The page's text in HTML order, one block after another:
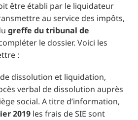
être établi par le liquidateur
au service des impôts,
greffe du tribunal de
le dossier. Voici les
:
dissolution et liquidation,
verbal de dissolution auprès
social. A titre d’information,
2019 les frais de SIE sont